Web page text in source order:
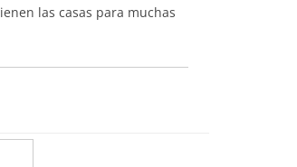
las casas para muchas